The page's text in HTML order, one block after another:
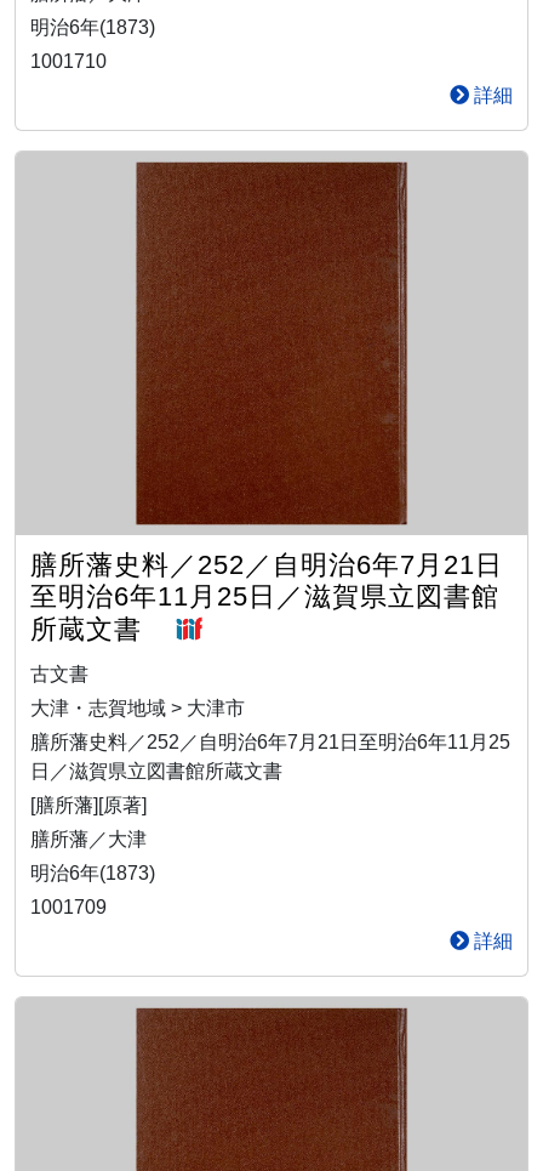
明治6年(1873)
1001710
詳細
膳所藩史料／252／自明治6年7月21日
至明治6年11月25日／滋賀県立図書館
所蔵文書
古文書
大津・志賀地域 > 大津市
膳所藩史料／252／自明治6年7月21日至明治6年11月25
日／滋賀県立図書館所蔵文書
[膳所藩][原著]
膳所藩／大津
明治6年(1873)
1001709
詳細